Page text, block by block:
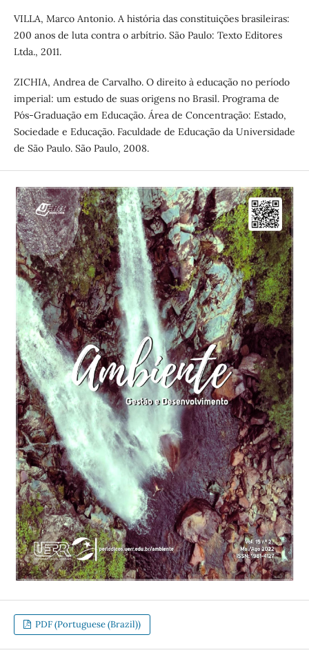
VILLA, Marco Antonio. A história das constituições brasileiras:
200 anos de luta contra o arbítrio. São Paulo: Texto Editores
Ltda., 2011.
ZICHIA, Andrea de Carvalho. O direito à educação no período
imperial: um estudo de suas origens no Brasil. Programa de
Pós-Graduação em Educação. Área de Concentração: Estado,
Sociedade e Educação. Faculdade de Educação da Universidade
de São Paulo. São Paulo, 2008.
PDF (Portuguese (Brazil))